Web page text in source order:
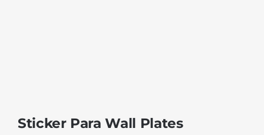
Sticker Para Wall Plates